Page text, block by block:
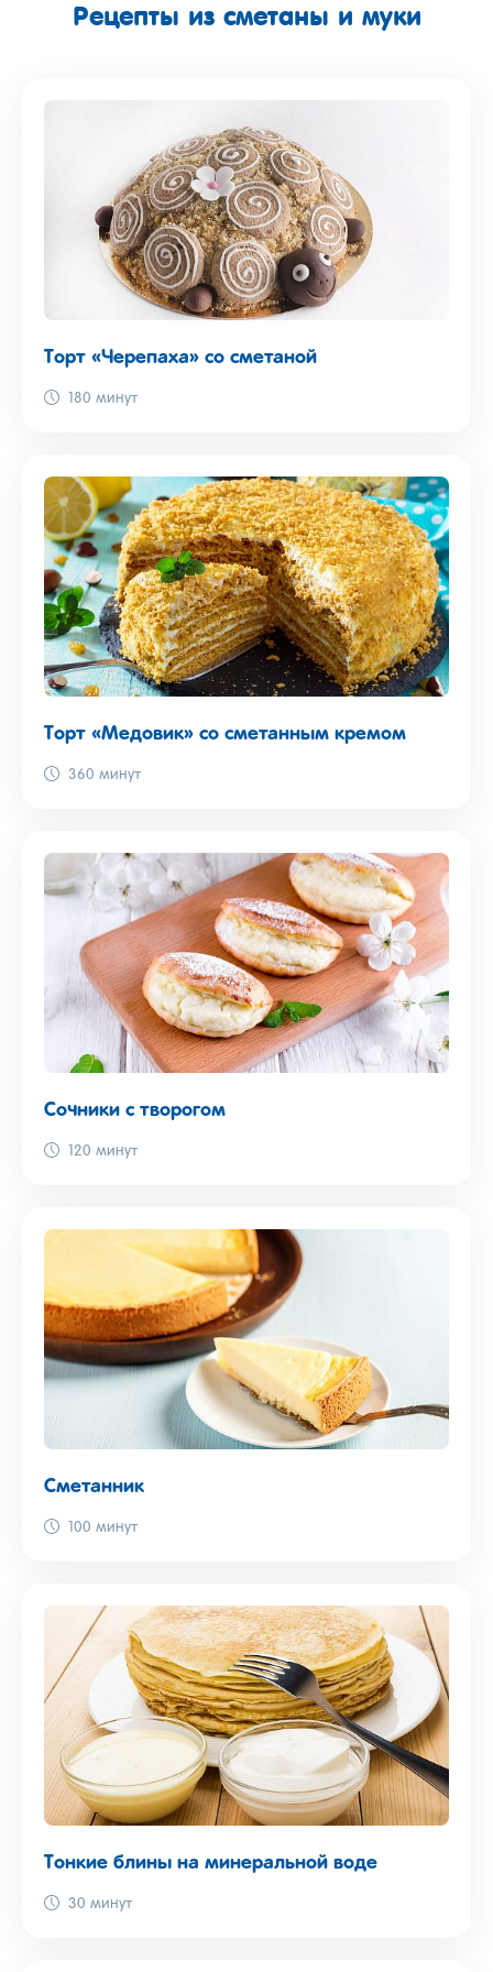
Рецепты из сметаны и муки
Торт «Черепаха» со сметаной
180 минут
Торт «Медовик» со сметанным кремом
360 минут
Сочники с творогом
120 минут
Сметанник
100 минут
Тонкие блины на минеральной воде
30 минут